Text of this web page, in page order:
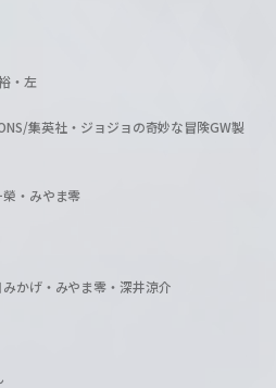
・左
集英社・ジョジョの奇妙な冒険GW製
・みやま零
かげ・みやま零・深井涼介